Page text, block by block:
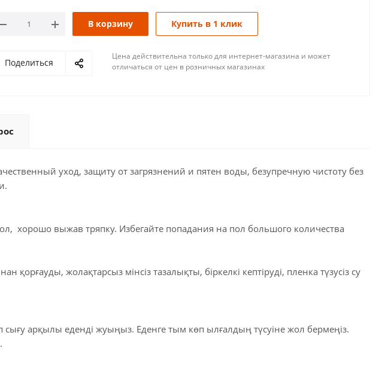
В корзину Купить в 1 клик
Поделиться
Цена действительна только для интернет-магазина и может
отличаться от цен в розничных магазинах
уход, защиту от загрязнений и пятен воды, безупречную чистоту без
хорошо выжав тряпку. Избегайте попадания на пол большого количества
қорғауды, жолақтарсыз мінсіз тазалықты, біркелкі кептіруді, пленка түзусіз су
арқылы еденді жуыңыз. Еденге тым көп ылғалдың түсуіне жол бермеңіз.